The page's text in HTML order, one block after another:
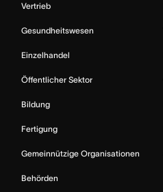
Vertrieb
Gesundheitswesen
Einzelhandel
Öffentlicher Sektor
Bildung
Fertigung
Gemeinnützige Organisationen
Behörden